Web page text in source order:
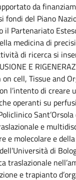
da
fondi del Piano
il Partenariato
medicina di
di ricerca si
E
on cell, Tissue and
l’intento di creare
operanti su
e
e molecolare e
di
traslazionale
e trapianto